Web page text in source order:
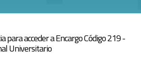
para acceder a Encargo Código 219 -
Universitario